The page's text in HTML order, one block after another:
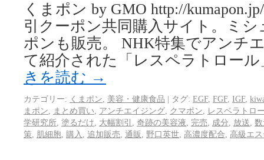
くまポン by GMO http://
引クーポン共同購入サイト。ミ
ポンも販売。 NHK特集でアンチ
て紹介された「レスペラトロー
きを読む →
カテゴリー: くまポン 美容・健康食品 | タグ: EGF, FGF, IGF,
まポン
まとめ買い アンチエイジング クマポン
レスベラトロ
学研究所 塗るだけ 大幅割引 奇跡の美容液 完売 成分 放送
策
肌細胞 購入 追加販売 通販 野口英世 高濃度配合 高級エ